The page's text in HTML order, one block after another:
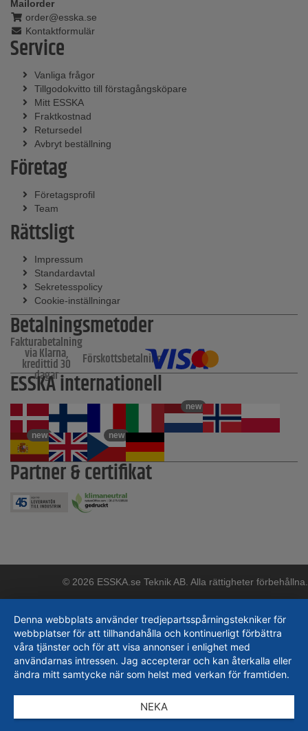
Mailorder
order@esska.se
Kontaktformulär
Service
Vanliga frågor
Tillgodokvitto till förstagångsköpare
Mitt ESSKA
Fraktkostnad
Retursedel
Avbryt beställning
Företag
Företagsprofil
Team
Rättsligt
Impressum
Standardavtal
Sekretesspolicy
Cookie-inställningar
Betalningsmetoder
Fakturabetalning
via Klarna,
kredittid 30
dagar
Förskottsbetalning
ESSKA internationell
new
new new
Partner & certifikat
© 2026 ESSKA.se Teknik AB. Alla rättigheter förbehållna.
Denna webbplats använder tredjepartsspårningstekniker för
webbplatser för att tillhandahålla och kontinuerligt förbättra
våra tjänster och för att visa annonser i enlighet med
användarnas intressen. Jag accepterar och kan återkalla eller
ändra mitt samtycke när som helst med verkan för framtiden.
NEKA